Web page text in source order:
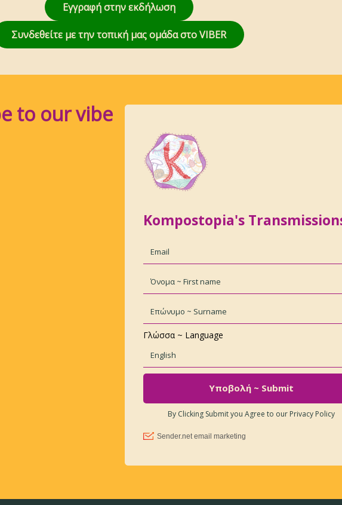
Εγγραφή στην εκδήλωση
Συνδεθείτε με την τοπική μας ομάδα στο VIBER
to our vibe